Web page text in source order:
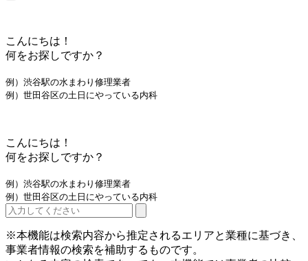
こんにちは！
何をお探しですか？
例）渋谷駅の水まわり修理業者
例）世田谷区の土日にやっている内科
こんにちは！
何をお探しですか？
例）渋谷駅の水まわり修理業者
例）世田谷区の土日にやっている内科
※本機能は検索内容から推定されるエリアと業種に基づき、
事業者情報の検索を補助するものです。